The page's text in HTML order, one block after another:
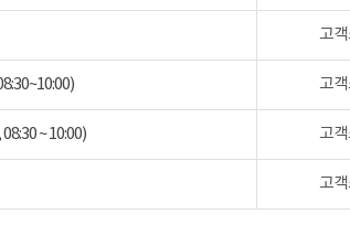
고
고
~ 10:00) 고
고